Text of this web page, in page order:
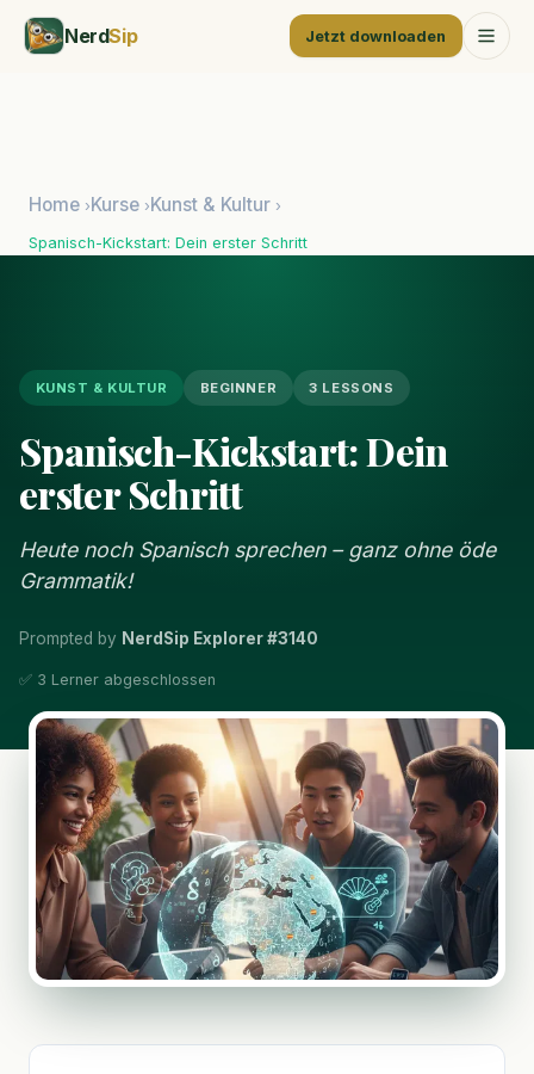
NerdSip Jetzt downloaden
Home ›Kurse ›Kunst & Kultur ›
Spanisch-Kickstart: Dein erster Schritt
KUNST & KULTUR BEGINNER 3 LESSONS
Spanisch-Kickstart: Dein
erster Schritt
Heute noch Spanisch sprechen – ganz ohne öde
Grammatik!
Prompted by NerdSip Explorer #3140
✅ 3 Lerner abgeschlossen